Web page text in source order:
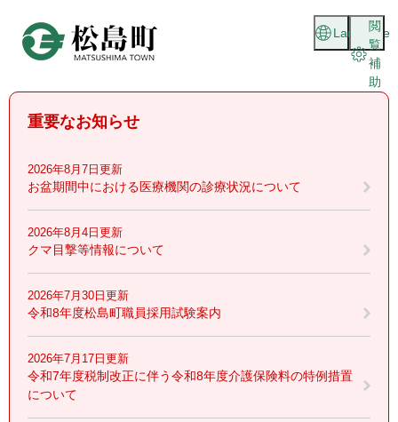
頭
閲
覧
補
助
Language
重要なお知らせ
2026年8月7日更新
お盆期間中における医療機関の診療状況について
2026年8月4日更新
クマ目撃等情報について
2026年7月30日更新
令和8年度松島町職員採用試験案内
2026年7月17日更新
令和7年度税制改正に伴う令和8年度介護保険料の特例措置
について